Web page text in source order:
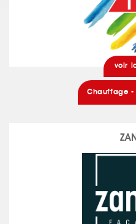
voir
Chauffage -